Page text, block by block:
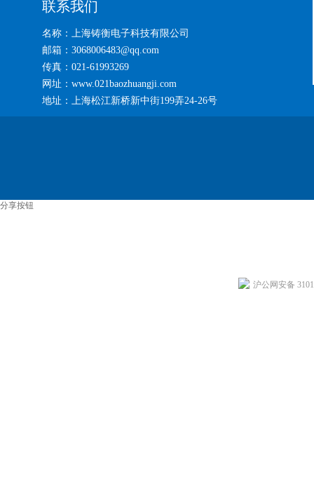
联系我们
名称：上海铸衡电子科技有限公司
邮箱：3068006483@qq.com
传真：021-61993269
网址：www.021baozhuangji.com
地址：上海松江新桥新中街199弄24-26号
分享按钮
沪公网安备